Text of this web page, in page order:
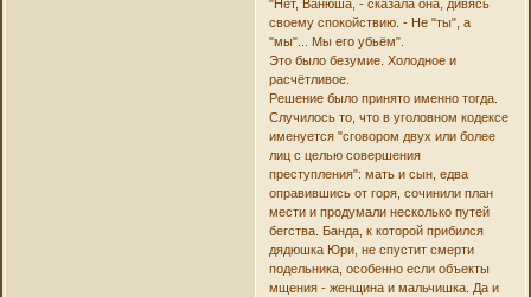
"Нет, Ванюша, - сказала она, дивясь
своему спокойствию. - Не "ты", а
"мы"... Мы его убьём".
Это было безумие. Холодное и
расчётливое.
Решение было принято именно тогда.
Случилось то, что в уголовном кодексе
именуется "сговором двух или более
лиц с целью совершения
преступления": мать и сын, едва
оправившись от горя, сочинили план
мести и продумали несколько путей
бегства. Банда, к которой прибился
дядюшка Юри, не спустит смерти
подельника, особенно если объекты
мщения - женщина и мальчишка. Да и